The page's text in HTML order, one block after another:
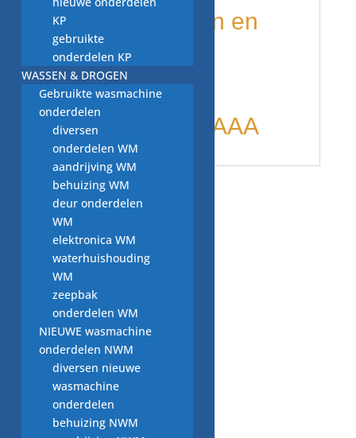
diverse merken en
modellen o.a
Studio VW 14 AAA
Gerelateerde producten
trechter, klein,
vaatwasser
onderdeel
€2,00
KP
gebruikte
onderdelen KP
WASSEN & DROGEN
Gebruikte wasmachine
onderdelen
diversen
onderdelen WM
aandrijving WM
behuizing WM
deur onderdelen
WM
elektronica WM
waterhuishouding
WM
zeepbak
onderdelen WM
NIEUWE wasmachine
onderdelen NWM
diversen nieuwe
wasmachine
onderdelen
behuizing NWM